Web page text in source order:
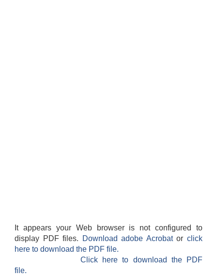
It appears your Web browser is not configured to
display PDF files.
Download adobe Acrobatorclick
here to download the PDF file.
Click here to download the PDF
file.